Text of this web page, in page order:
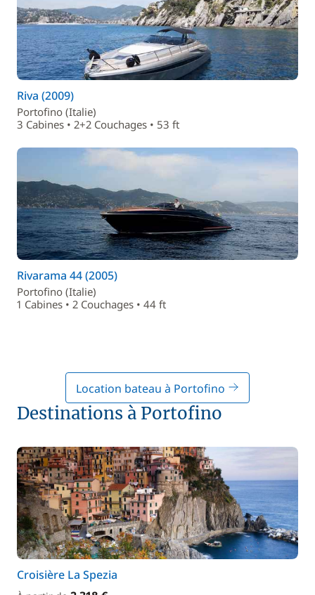
Riva (2009)
Portofino (Italie)
3 Cabines • 2+2 Couchages • 53 ft
Rivarama 44 (2005)
Portofino (Italie)
1 Cabines • 2 Couchages • 44 ft
Location bateau à Portofino
Destinations à Portofino
Croisière La Spezia